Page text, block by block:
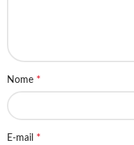
Nome *
E-mail *